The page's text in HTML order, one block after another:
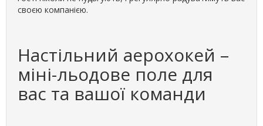
своєю компанією.
Настільний аерохокей –
міні-льодове поле для
вас та вашої команди